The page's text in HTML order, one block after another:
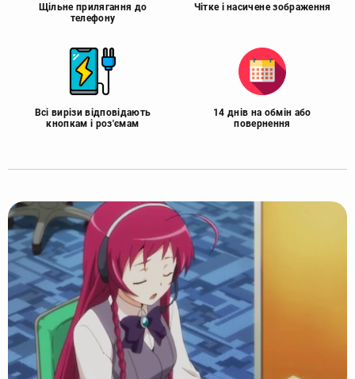
Щільне прилягання до
телефону
Чітке і насичене зображення
Всі вирізи відповідають
кнопкам і роз'ємам
14 днів на обмін або
повернення